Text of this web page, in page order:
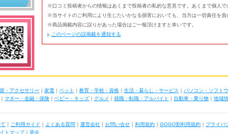
※口コミ投稿者からの情報はあくまで投稿者の私的な意見です。あくまで個人で
※当サイトのご利用により生じたいかなる損害においても、当方は一切責任を
※商品掲載内容に誤りがあった場合はご一報頂けますと幸いです。
このページの誤掲載を通知する
・アクセサリー ｜ 家電 ｜ ペット ｜ 教育・学校・資格 ｜ 生活・暮らし・サービス ｜ パソコン・ソフト
｜ マネー・金融・保険 ｜ ベビー・キッズ ｜ グルメ ｜ 就職・転職・アルバイト ｜ 自動車・乗り物 ｜ 地域
｜ ご利用ガイド ｜ よくある質問 ｜ 運営会社 ｜ お問い合せ ｜ 利用規約 ｜ GOGO割利用規約 ｜ プライバ
トマップ｜ 退会